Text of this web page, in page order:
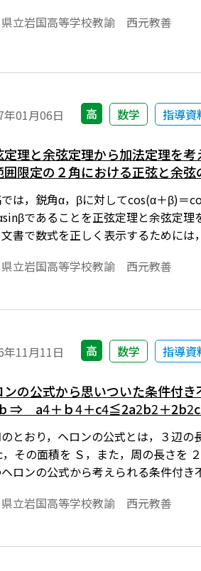
びをすればできるので，生徒にも
立岩国高等学校教諭 西元教善
年01月06日 高 数学 指導資
定理と余弦定理から加法定理を考
囲限定の２角における正弦と余弦
は，鋭角α，βに対してcos(α＋β)＝
であることを正弦定理と余弦定
書で数式を正しく表示するために
立岩国高等学校教諭 西元教善
年11月11日 高 数学 指導資
ンの公式から思いついた条件
⇒ a4＋ｂ4＋c4≦2a2b2＋2b2c
とおり，ヘロンの公式とは，３辺
その面積を Ｓ，また，周の長さを
ロンの公式から考えられる条件付
ちら→無償ダウンロードのご案内
立岩国高等学校教諭 西元教善